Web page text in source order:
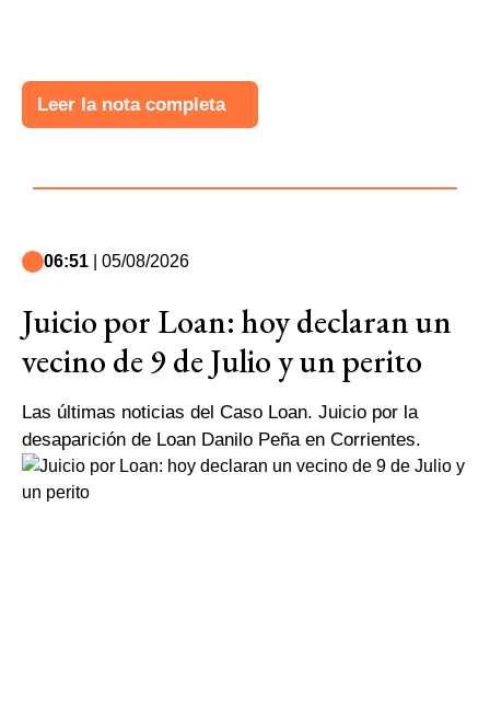
Leer la nota completa
06:51 | 05/08/2026
Juicio por Loan: hoy declaran un
vecino de 9 de Julio y un perito
Las últimas noticias del Caso Loan. Juicio por la
desaparición de Loan Danilo Peña en Corrientes.